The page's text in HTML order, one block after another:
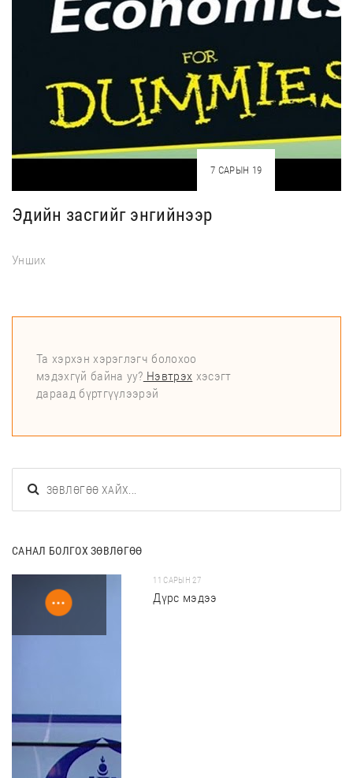
7 САРЫН 19
Эдийн засгийг энгийнээр
Унших
Та хэрхэн хэрэглэгч болохоо
мэдэхгүй байна уу? Нэвтрэх хэсэгт
дараад бүртгүүлээрэй
САНАЛ БОЛГОХ ЗӨВЛӨГӨӨ
11 САРЫН 27
Дүрс мэдээ